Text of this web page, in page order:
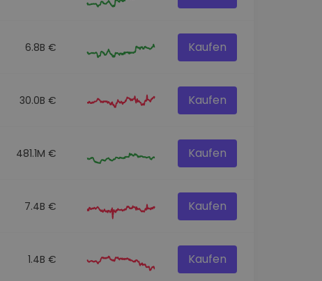
6.8B € Kaufen
30.0B € Kaufen
481.1M € Kaufen
7.4B € Kaufen
1.4B € Kaufen